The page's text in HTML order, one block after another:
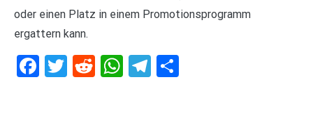
oder einen Platz in einem Promotionsprogramm
ergattern kann.
Facebook
Twitter
RedditWhatsApp
Telegram